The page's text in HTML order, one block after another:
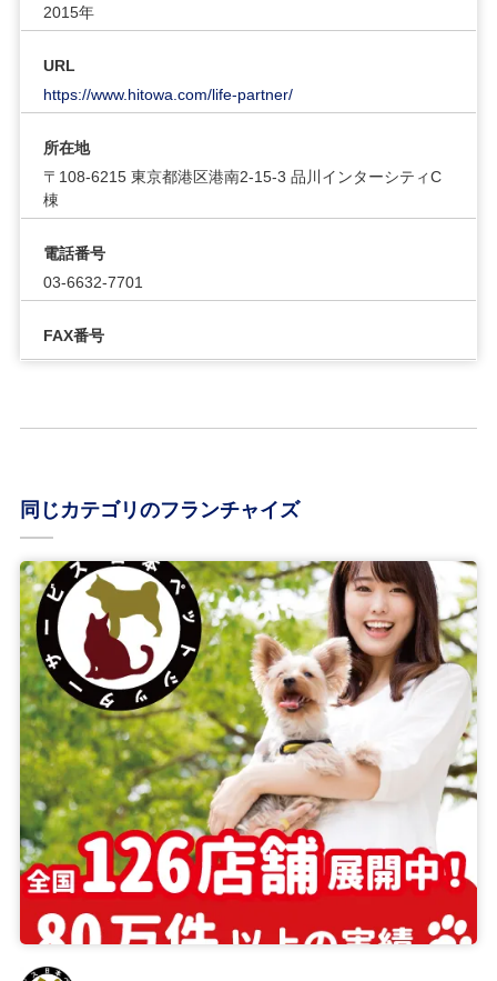
2015年
URL
https://www.hitowa.com/life-partner/
所在地
〒108-6215 東京都港区港南2-15-3 品川インターシティC
棟
電話番号
03-6632-7701
FAX番号
同じカテゴリのフランチャイズ